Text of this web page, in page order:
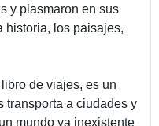
y plasmaron en sus
historia, los paisajes,
de viajes, es un
transporta a ciudades y
mundo ya inexistente